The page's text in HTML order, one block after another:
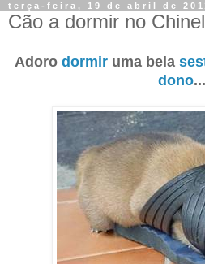
terça-feira, 19 de abril de
Cão a dormir no
Adoro dormiruma bela
dono...